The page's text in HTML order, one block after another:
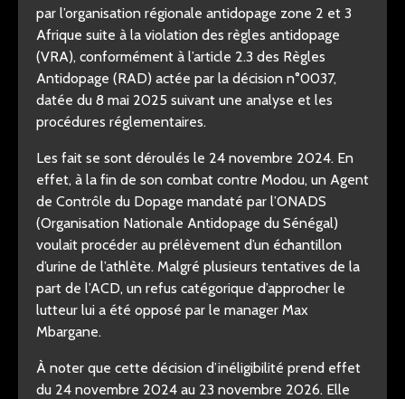
par l’organisation régionale antidopage zone 2 et 3
Afrique suite à la violation des règles antidopage
(VRA), conformément à l’article 2.3 des Règles
Antidopage (RAD) actée par la décision n°0037,
datée du 8 mai 2025 suivant une analyse et les
procédures réglementaires.
Les fait se sont déroulés le 24 novembre 2024. En
effet, à la fin de son combat contre Modou, un Agent
de Contrôle du Dopage mandaté par l’ONADS
(Organisation Nationale Antidopage du Sénégal)
voulait procéder au prélèvement d’un échantillon
d’urine de l’athlète. Malgré plusieurs tentatives de la
part de l’ACD, un refus catégorique d’approcher le
lutteur lui a été opposé par le manager Max
Mbargane.
À noter que cette décision d’inéligibilité prend effet
du 24 novembre 2024 au 23 novembre 2026. Elle